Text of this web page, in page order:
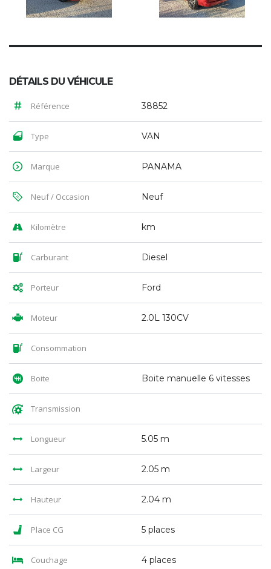
DÉTAILS DU VÉHICULE
Référence 38852
Type VAN
Marque PANAMA
Neuf / Occasion Neuf
Kilomètre km
Carburant Diesel
Porteur Ford
Moteur 2.0L 130CV
Consommation
Boite Boite manuelle 6 vitesses
Transmission
Longueur 5.05 m
Largeur 2.05 m
Hauteur 2.04 m
Place CG 5 places
Couchage 4 places